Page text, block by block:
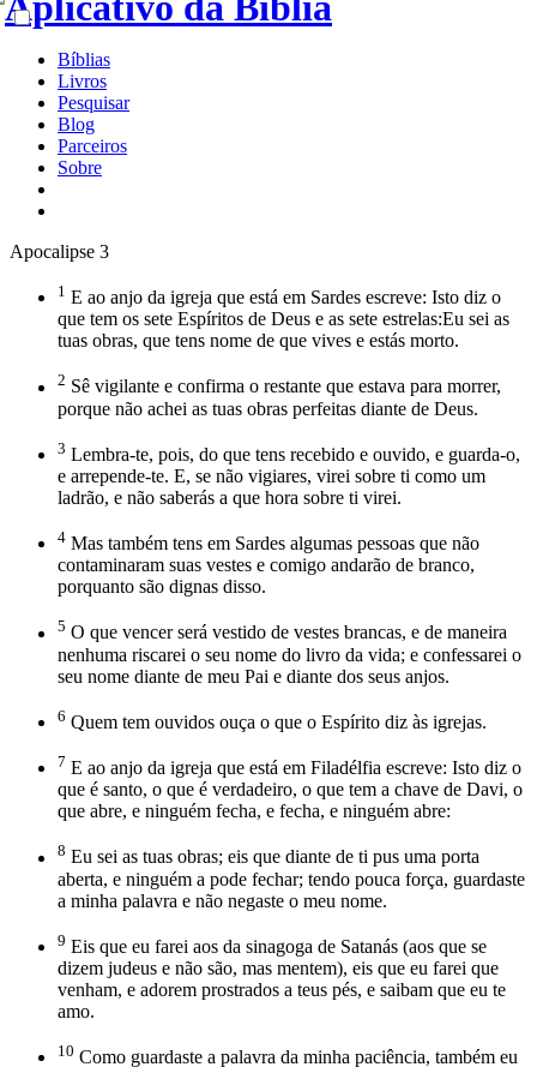
Bíblias
Livros
Pesquisar
Blog
Parceiros
Sobre
Apocalipse 3
1 E ao anjo da igreja que está em Sardes escreve: Isto diz o
que tem os sete Espíritos de Deus e as sete estrelas:Eu sei as
tuas obras, que tens nome de que vives e estás morto.
2 Sê vigilante e confirma o restante que estava para morrer,
porque não achei as tuas obras perfeitas diante de Deus.
3 Lembra-te, pois, do que tens recebido e ouvido, e guarda-o,
e arrepende-te. E, se não vigiares, virei sobre ti como um
ladrão, e não saberás a que hora sobre ti virei.
4 Mas também tens em Sardes algumas pessoas que não
contaminaram suas vestes e comigo andarão de branco,
porquanto são dignas disso.
5 O que vencer será vestido de vestes brancas, e de maneira
nenhuma riscarei o seu nome do livro da vida; e confessarei o
seu nome diante de meu Pai e diante dos seus anjos.
6 Quem tem ouvidos ouça o que o Espírito diz às igrejas.
7 E ao anjo da igreja que está em Filadélfia escreve: Isto diz o
que é santo, o que é verdadeiro, o que tem a chave de Davi, o
que abre, e ninguém fecha, e fecha, e ninguém abre:
8 Eu sei as tuas obras; eis que diante de ti pus uma porta
aberta, e ninguém a pode fechar; tendo pouca força, guardaste
a minha palavra e não negaste o meu nome.
9 Eis que eu farei aos da sinagoga de Satanás (aos que se
dizem judeus e não são, mas mentem), eis que eu farei que
venham, e adorem prostrados a teus pés, e saibam que eu te
amo.
10 Como guardaste a palavra da minha paciência, também eu